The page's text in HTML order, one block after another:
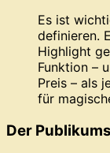
Es ist
definieren.
Highlight
Funktion –
Preis – als
für
Der